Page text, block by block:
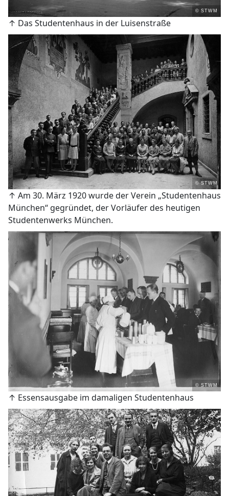
© STWM
↑ Das Studentenhaus in der Luisenstraße
© STWM
↑ Am 30. März 1920 wurde der Verein „Studentenhaus
München“ gegründet, der Vorläufer des heutigen
Studentenwerks München.
© STWM
↑ Essensausgabe im damaligen Studentenhaus